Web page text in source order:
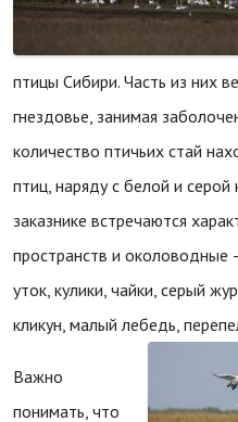
птицы Сибири. Часть из них
гнездовье, занимая
количество птичьих стай
птиц, наряду с белой и
заказнике встречаются
пространств и околоводные
уток, кулики, чайки, серый
кликун, малый лебедь,
Важно
понимать, что